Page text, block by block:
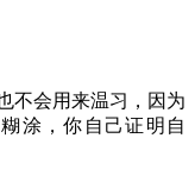
不会用来温习，因为
涂，你自己证明自